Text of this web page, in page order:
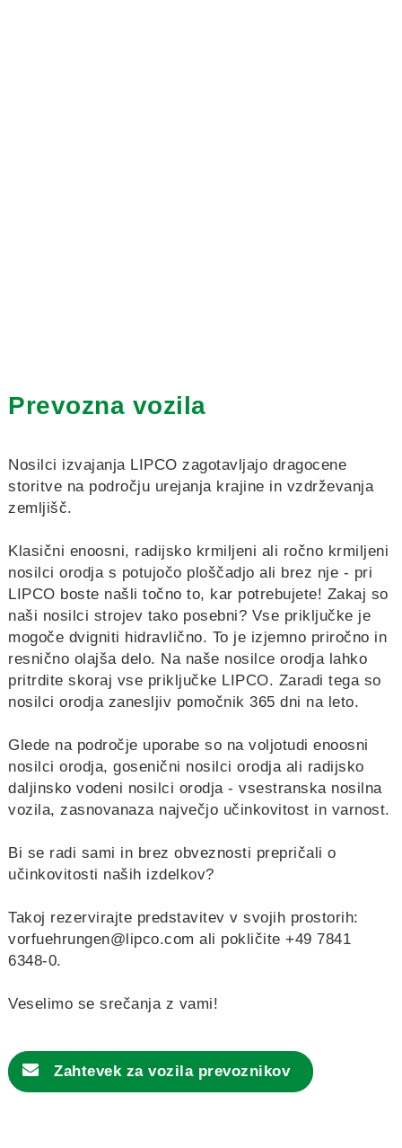
Prevozna vozila
Nosilci izvajanja LIPCO zagotavljajo dragocene
storitve na področju urejanja krajine in vzdrževanja
zemljišč.
Klasični enoosni, radijsko krmiljeni ali ročno krmiljeni
nosilci orodja s potujočo ploščadjo ali brez nje - pri
LIPCO boste našli točno to, kar potrebujete! Zakaj so
naši nosilci strojev tako posebni? Vse priključke je
mogoče dvigniti hidravlično. To je izjemno priročno in
resnično olajša delo. Na naše nosilce orodja lahko
pritrdite skoraj vse priključke LIPCO. Zaradi tega so
nosilci orodja zanesljiv pomočnik 365 dni na leto.
Glede na področje uporabe so na voljotudi enoosni
nosilci orodja, gosenični nosilci orodjaali radijsko
daljinsko vodeni nosilci orodja- vsestranska nosilna
vozila, zasnovanazanajvečjo učinkovitost in varnost.
Bi se radi sami in brez obveznosti prepričali o
učinkovitosti naših izdelkov?
Takoj rezervirajte predstavitev v svojih prostorih:
vorfuehrungen@lipco.com ali pokličite +49 7841
6348-0.
Veselimo se srečanja z vami!
Zahtevek za vozila prevoznikov